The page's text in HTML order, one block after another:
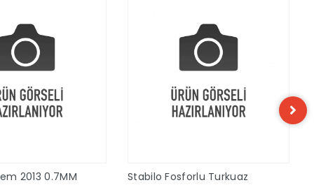
2013 0.7MM Stabilo Fosforlu Turkuaz